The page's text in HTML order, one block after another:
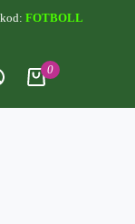
FOTBOLL
0